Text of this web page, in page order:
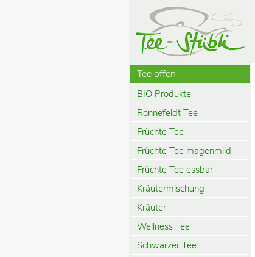
Tee offen
BIO Produkte
Ronnefeldt Tee
Früchte Tee
Früchte Tee magenmild
Früchte Tee essbar
Kräutermischung
Kräuter
Wellness Tee
Schwarzer Tee